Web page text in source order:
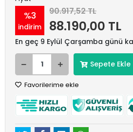
%3
indirim
90.917,52 TL
88.190,00 TL
En geç 9 Eylül Çarşamba günü
Sepete Ekle
Favorilerime ekle